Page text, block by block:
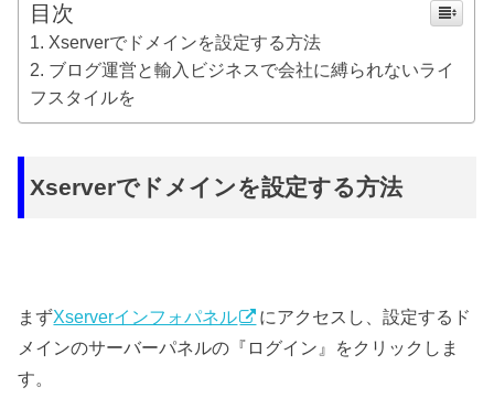
目次
Xserverでドメインを設定する方法
ブログ運営と輸入ビジネスで会社に縛られないライ
フスタイルを
Xserverでドメインを設定する方法
まずXserverインフォパネル
にアクセスし、設定するド
メインのサーバーパネルの『ログイン』をクリックしま
す。